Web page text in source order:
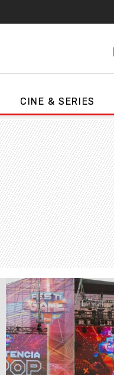
CINE & SERIES